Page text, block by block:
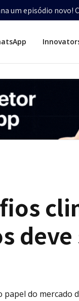
um episódio novo!
deve
papel do mercado